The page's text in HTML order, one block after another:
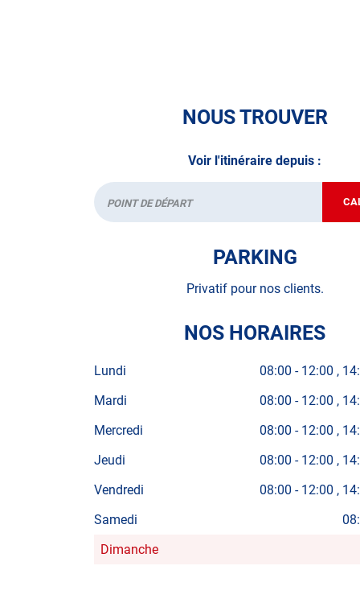
NOUS TROUVER
Voir l'itinéraire depuis :
Départ
PARKING
Privatif pour nos clients.
NOS HORAIRES
Lundi 08:00 - 12:00
Mardi
08:00 - 12:00
Mercredi
08:00 - 12:00
Jeudi
08:00 - 12:00
Vendredi
08:00 - 12:00
Samedi
Horaires
Dimanche